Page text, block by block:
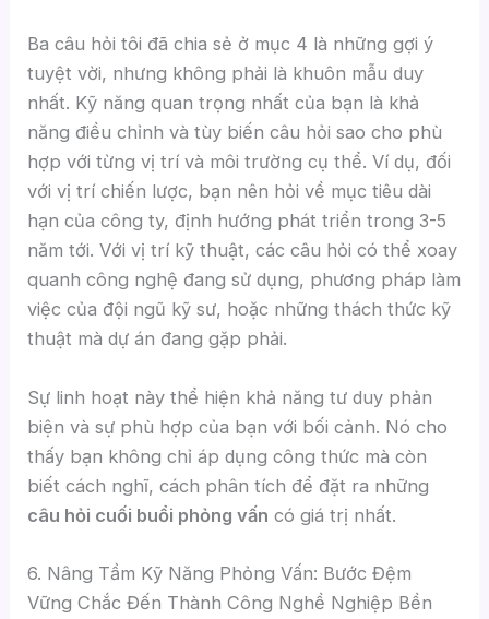
Ba câu hỏi tôi đã chia sẻ ở mục 4 là những gợi ý
tuyệt vời, nhưng không phải là khuôn mẫu duy
nhất. Kỹ năng quan trọng nhất của bạn là khả
năng điều chỉnh và tùy biến câu hỏi sao cho phù
hợp với từng vị trí và môi trường cụ thể. Ví dụ, đối
với vị trí chiến lược, bạn nên hỏi về mục tiêu dài
hạn của công ty, định hướng phát triển trong 3-5
năm tới. Với vị trí kỹ thuật, các câu hỏi có thể xoay
quanh công nghệ đang sử dụng, phương pháp làm
việc của đội ngũ kỹ sư, hoặc những thách thức kỹ
thuật mà dự án đang gặp phải.
Sự linh hoạt này thể hiện khả năng tư duy phản
biện và sự phù hợp của bạn với bối cảnh. Nó cho
thấy bạn không chỉ áp dụng công thức mà còn
biết cách nghĩ, cách phân tích để đặt ra những
câu hỏi cuối buổi phỏng vấn có giá trị nhất.
6. Nâng Tầm Kỹ Năng Phỏng Vấn: Bước Đệm
Vững Chắc Đến Thành Công Nghề Nghiệp Bền